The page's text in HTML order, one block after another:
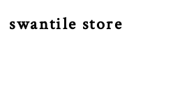
swantile store